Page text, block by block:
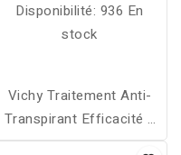
Disponibilité: 936 En
stock
Vichy Traitement Anti-
Transpirant Efficacité 7
jours contient une